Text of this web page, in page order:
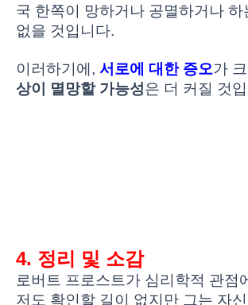
국 한쪽이 망하거나 공멸하거나 하
없을 것입니다.
이러하기에, 서로에 대한 증오가
상이 멸망할 가능성은 더 커질 것
4. 정리 및 소감
로버트 프로스트가 심리학적 관점
저도 확인할 길이 없지만 그는 자